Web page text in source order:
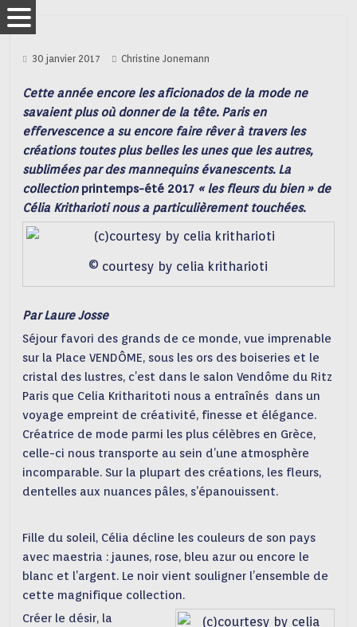
30 janvier 2017 Christine Jonemann
Cette année encore les aficionados de la mode ne
savaient plus où donner de la tête. Paris en
effervescence a su encore faire rêver à travers les
créations toutes plus belles les unes que les autres,
sublimées par des mannequins évanescents. La
collectionprintemps-été 2017 « les fleurs du bien » de
Célia Kritharioti nous a particulièrement touchées.
© courtesy by celia kritharioti
Par Laure Josse
Séjour favori des grands de ce monde, vue imprenable
sur la Place VENDÔME, sous les ors des boiseries et le
cristal des lustres, c’est dans le salon Vendôme du Ritz
Paris que Celia Kritharitoti nous a entraînés dans un
voyage empreint de créativité, finesse et élégance.
Créatrice de mode parmi les plus célèbres en Grèce,
celle-ci nous transporte au sein d’une atmosphère
incomparable. Sur la plupart des créations, les fleurs,
dentelles aux nuances pâles, s’épanouissent.
Fille du soleil, Célia décline les couleurs de son pays
avec maestria : jaunes, rose, bleu azur ou encore le
blanc et l’argent. Le noir vient souligner l’ensemble de
cette magnifique collection.
Créer le désir, la